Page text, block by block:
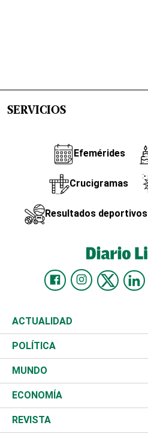
SERVICIOS
Efemérides
Crucigramas
Resultados deportivos
ACTUALIDAD
Nacional
Ciudad
Educación
Salud
POLÍTICA
Partidos
JCE
TSE
MUNDO
Estados Unidos
América Latina
ECONOMÍA
Finanzas
REVISTA